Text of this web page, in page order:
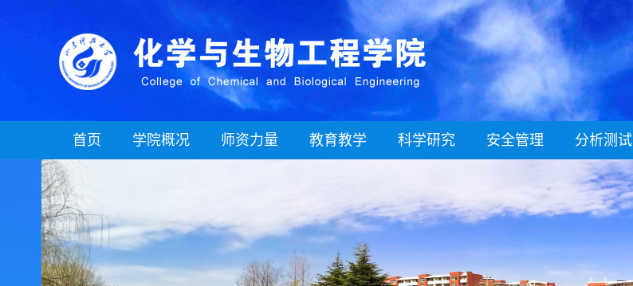
首页 学院概况 师资力量 教育教学 科学研究 安全管理 分析测试